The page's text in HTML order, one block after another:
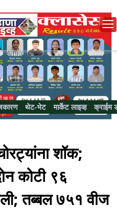
थेट-भेट मार्केट लाइव्ह क्राईम
शॉक;
कोटी ९६
तब्बल ७५१ वीज